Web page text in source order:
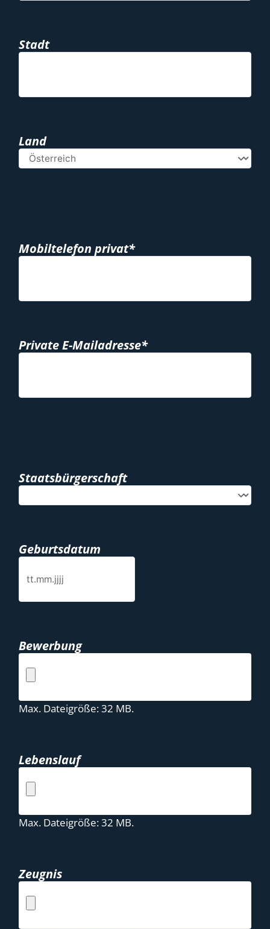
Stadt
Land
Mobiltelefon privat*
Private E-Mailadresse*
Staatsbürgerschaft
Geburtsdatum
Bewerbung
Max. Dateigröße: 32 MB.
Lebenslauf
Max. Dateigröße: 32 MB.
Zeugnis